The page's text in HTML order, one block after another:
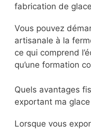
fabrication de
Vous pouvez
artisanale à la
ce qui comprend
qu’une formation
Quels avantages
exportant ma glace
Lorsque vous